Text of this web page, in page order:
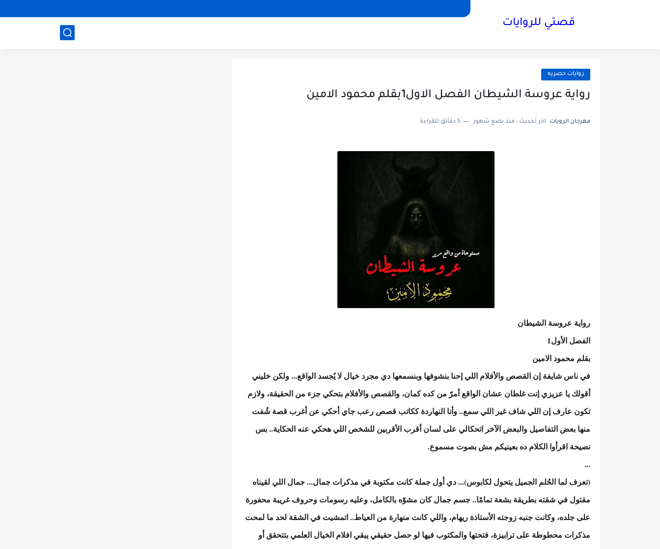
قصتي للروايات
روايات حصريه
رواية عروسة الشيطان الفصل الاول1بقلم محمود الامين
مهرجان الرويات اخر تحديث : منذ بضع شهور 5 دقائق للقراءة
رواية عروسة الشيطان
الفصل الأول1
بقلم محمود الامين
في ناس شايفة إن القصص والأفلام اللي إحنا بنشوفها وبنسمعها دي مجرد خيال لا يُجسد الواقع... ولكن خليني
أقولك يا عزيزي إنت غلطان عشان الواقع أمرّ من كده كمان، والقصص والأفلام بتحكي جزء من الحقيقة، ولازم
تكون عارف إن اللي شاف غير اللي سمع.. وأنا النهاردة ككاتب قصص رعب جاي أحكي عن أغرب قصة شُفت
منها بعض التفاصيل والبعض الآخر اتحكالي على لسان أقرب الأقربين للشخص اللي هحكي عنه الحكاية.. بس
نصيحة اقرأوا الكلام ده بعينيكم مش بصوت مسموع.
...
(تعرف لما الحُلم الجميل يتحول لكابوس)... دي أول جملة كانت مكتوبة في مذكرات جمال... جمال اللي لقيناه
مقتول في شقته بطريقة بشعة تمامًا.. جسم جمال كان مشوّه بالكامل، وعليه رسومات وحروف غريبة محفورة
على جلده، وكانت جنبه زوجته الأستاذة ريهام، واللي كانت منهارة من العياط.. اتمشيت في الشقة لحد ما لمحت
مذكرات محطوطة على ترابيزة، فتحتها والمكتوب فيها لو حصل حقيقي يبقي افلام الخيال العلمي بتتحقق أو